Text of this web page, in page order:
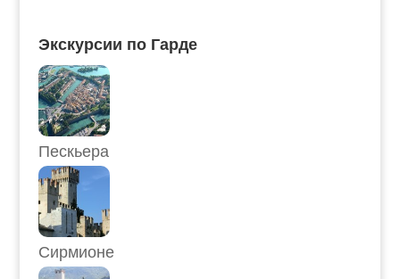
Экскурсии по Гарде
Пескьера
Сирмионе